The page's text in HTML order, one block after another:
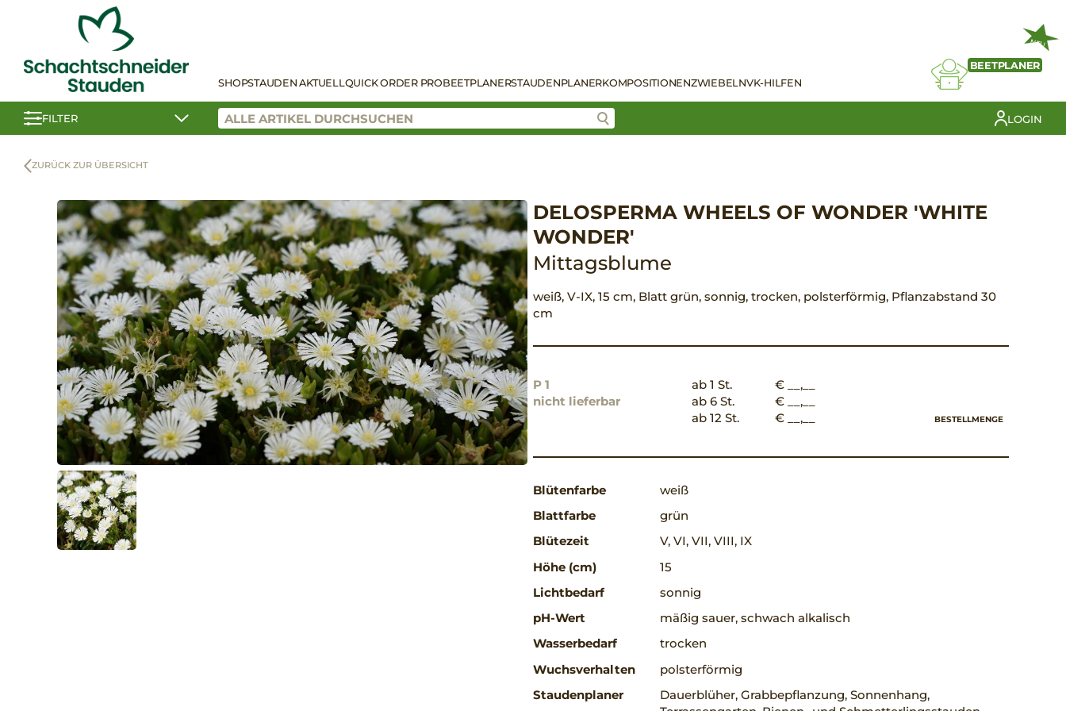
SHOPSTAUDEN AKTUELLQUICK ORDER PROBEETPLANERSTAUDENPLANERKOMPOSITIONENZWIEBELNVK-HILFEN
NEU
BEETPLANER
FILTER LOGIN
ZURÜCK ZUR ÜBERSICHT
DELOSPERMA WHEELS OF WONDER 'WHITE
WONDER'
Mittagsblume
weiß, V-IX, 15 cm, Blatt grün, sonnig, trocken, polsterförmig, Pflanzabstand 30
cm
P 1
nicht lieferbar
ab 1 St.
€ __,__
ab 6 St.
€ __,__
ab 12 St.
€ __,__ BESTELLMENGE
Blütenfarbe
weiß
Blattfarbe
grün
Blütezeit
V, VI, VII, VIII, IX
Höhe (cm)
15
Lichtbedarf
sonnig
pH-Wert
mäßig sauer, schwach alkalisch
Wasserbedarf
trocken
Wuchsverhalten
polsterförmig
Staudenplaner
Dauerblüher, Grabbepflanzung, Sonnenhang,